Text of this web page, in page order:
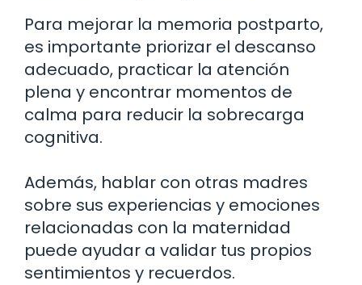
Para mejorar la memoria postparto,
es importante priorizar el descanso
adecuado, practicar la atención
plena y encontrar momentos de
calma para reducir la sobrecarga
cognitiva.
Además, hablar con otras madres
sobre sus experiencias y emociones
relacionadas con la maternidad
puede ayudar a validar tus propios
sentimientos y recuerdos.